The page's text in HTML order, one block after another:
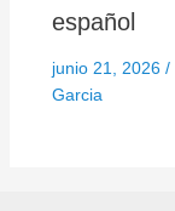
español
junio 21, 2026 /
Garcia